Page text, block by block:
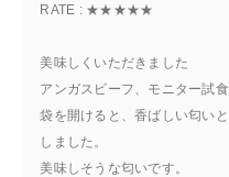
美味しくいただきました
RATE : ★★★★★
アンガスビーフ、モニター試
袋を開けると、香ばしい匂い
しました。
美味しそうな匂いです。